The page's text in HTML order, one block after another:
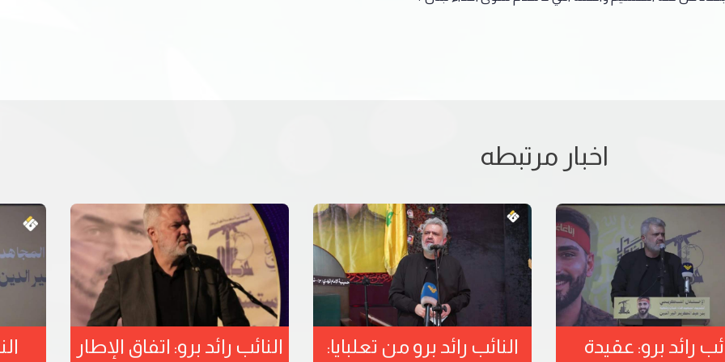
اخبار مرتبطه
النائب رائد برو: اتفاق الإطار
النائب رائد برو من تعلبايا:
رائد برو: عقيدة